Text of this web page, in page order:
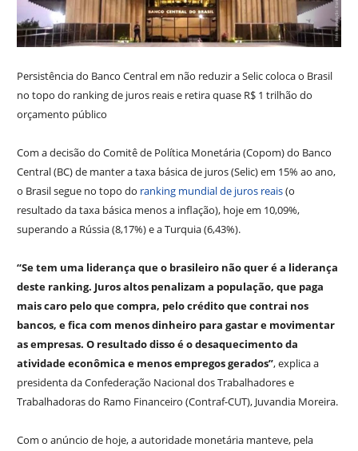
Persistência do Banco Central em não reduzir a Selic coloca o Brasil
no topo do ranking de juros reais e retira quase R$ 1 trilhão do
orçamento público
Com a decisão do Comitê de Política Monetária (Copom) do Banco
Central (BC) de manter a taxa básica de juros (Selic) em 15% ao ano,
o Brasil segue no topo do ranking mundial de juros reais(o
resultado da taxa básica menos a inflação), hoje em 10,09%,
superando a Rússia (8,17%) e a Turquia (6,43%).
“Se tem uma liderança que o brasileiro não quer é a liderança
deste ranking. Juros altos penalizam a população, que paga
mais caro pelo que compra, pelo crédito que contrai nos
bancos, e fica com menos dinheiro para gastar e movimentar
as empresas. O resultado disso é o desaquecimento da
atividade econômica e menos empregos gerados”, explica a
presidenta da Confederação Nacional dos Trabalhadores e
Trabalhadoras do Ramo Financeiro (Contraf-CUT), Juvandia Moreira.
Com o anúncio de hoje, a autoridade monetária manteve, pela